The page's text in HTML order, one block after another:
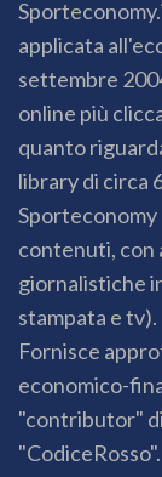
applicata
settembre
online più
quanto
library di circa
contenuti, con
giornalistiche
stampata e tv).
Fornisce
economico-
"contributor"
"CodiceRosso".